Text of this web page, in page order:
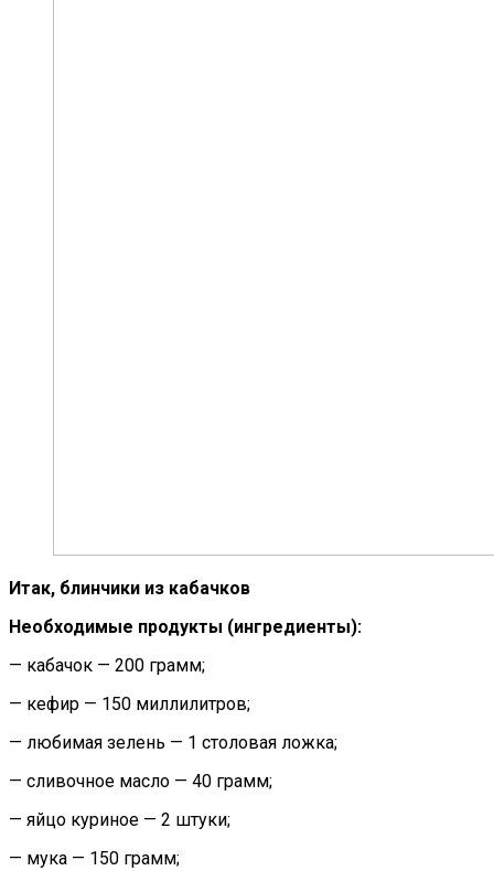
Итак, блинчики из кабачков
Необходимые продукты (ингредиенты):
— кабачок — 200 грамм;
— кефир — 150 миллилитров;
— любимая зелень — 1 столовая ложка;
— сливочное масло — 40 грамм;
— яйцо куриное — 2 штуки;
— мука — 150 грамм;